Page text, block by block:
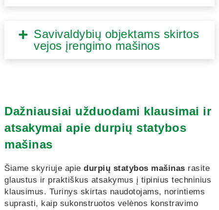
Savivaldybių objektams skirtos
vejos įrengimo mašinos
Dažniausiai užduodami klausimai ir
atsakymai apie durpių statybos
mašinas
Šiame skyriuje apie durpių statybos mašinas rasite
glaustus ir praktiškus atsakymus į tipinius techninius
klausimus. Turinys skirtas naudotojams, norintiems
suprasti, kaip sukonstruotos velėnos konstravimo